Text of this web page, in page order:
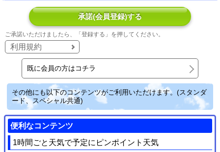
承諾(会員登録)する
ご承諾いただけましたら、「登録する」を押してください。
利用規約
既に会員の方はコチラ
その他にも以下のコンテンツがご利用いただけます。(スタンダ
ード、スペシャル共通)
便利なコンテンツ
1時間ごと天気で予定にピンポイント天気